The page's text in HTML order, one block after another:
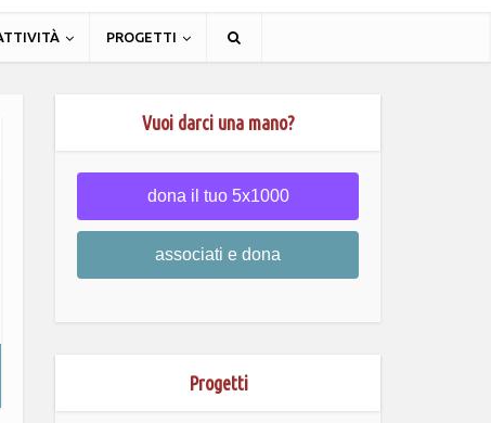
PROGETTI
Vuoi darci una mano?
dona il tuo 5x1000
associati e dona
Progetti